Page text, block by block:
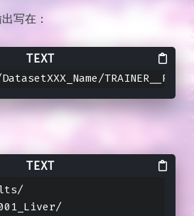
写在：